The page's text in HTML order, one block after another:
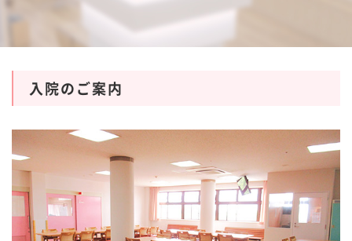
病院からのご挨拶
診療のご案内
デイケア・ショートケア
訪問看護
入院のご案内
入院のご案内
病院のご案内
病院案内
相談室のご案内
病院ギャラリー
パンフレットはこちら
入院のご案内